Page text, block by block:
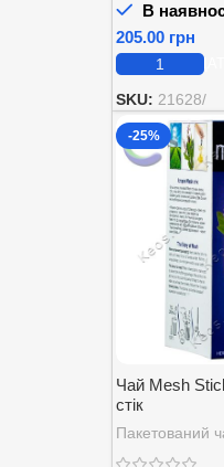
В
грн
SKU: 21628/
-25%
Чай Mesh
стік
Пакетований